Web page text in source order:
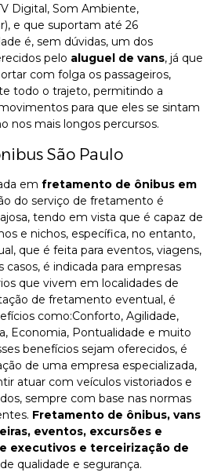
Digital, Som Ambiente,
e que suportam até 26
é, sem dúvidas, um dos
pelo aluguel de vans, já que
com folga os passageiros,
todo o trajeto, permitindo a
para que eles se sintam
nos mais longos percursos.
São Paulo
emfretamento de ônibus em
do serviço de fretamento é
tendo em vista que é capaz de
e nichos, específica, no entanto,
que é feita para eventos, viagens,
é indicada para empresas
que vivem em localidades de
de fretamento eventual, é
como:Conforto, Agilidade,
Economia, Pontualidade e muito
benefícios sejam oferecidos, é
de uma empresa especializada,
atuar com veículos vistoriados e
sempre com base nas normas
Fretamento de ônibus, vans
eventos, excursões e
executivos e terceirização de
qualidade e segurança.